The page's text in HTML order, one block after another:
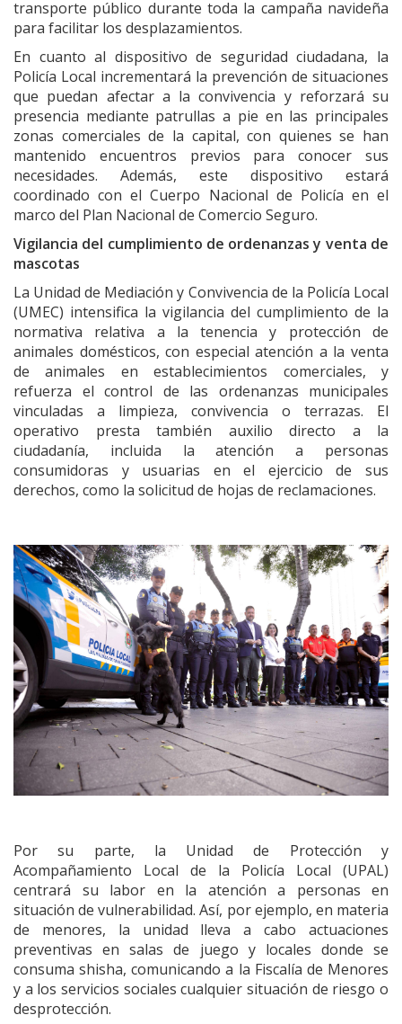
transporte público durante toda la campaña navideña
para facilitar los desplazamientos.
En cuanto al dispositivo de seguridad ciudadana, la
Policía Local incrementará la prevención de situaciones
que puedan afectar a la convivencia y reforzará su
presencia mediante patrullas a pie en las principales
zonas comerciales de la capital, con quienes se han
mantenido encuentros previos para conocer sus
necesidades. Además, este dispositivo estará
coordinado con el Cuerpo Nacional de Policía en el
marco del Plan Nacional de Comercio Seguro.
Vigilancia del cumplimiento de ordenanzas y venta de
mascotas
La Unidad de Mediación y Convivencia de la Policía Local
(UMEC) intensifica la vigilancia del cumplimiento de la
normativa relativa a la tenencia y protección de
animales domésticos, con especial atención a la venta
de animales en establecimientos comerciales, y
refuerza el control de las ordenanzas municipales
vinculadas a limpieza, convivencia o terrazas. El
operativo presta también auxilio directo a la
ciudadanía, incluida la atención a personas
consumidoras y usuarias en el ejercicio de sus
derechos, como la solicitud de hojas de reclamaciones.
Por su parte, la Unidad de Protección y
Acompañamiento Local de la Policía Local (UPAL)
centrará su labor en la atención a personas en
situación de vulnerabilidad. Así, por ejemplo, en materia
de menores, la unidad lleva a cabo actuaciones
preventivas en salas de juego y locales donde se
consuma shisha, comunicando a la Fiscalía de Menores
y a los servicios sociales cualquier situación de riesgo o
desprotección.